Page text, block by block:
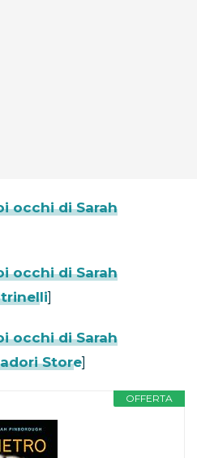
occhi di Sarah
occhi di Sarah
]
occhi di Sarah
Store]
OFFERTA